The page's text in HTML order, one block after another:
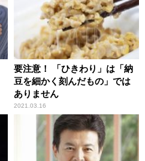
要注意！ 「ひきわり」は「納
豆を細かく刻んだもの」では
ありません
2021.03.16